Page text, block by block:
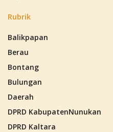
Rubrik
Balikpapan
Berau
Bontang
Bulungan
Daerah
DPRD KabupatenNunukan
DPRD Kaltara